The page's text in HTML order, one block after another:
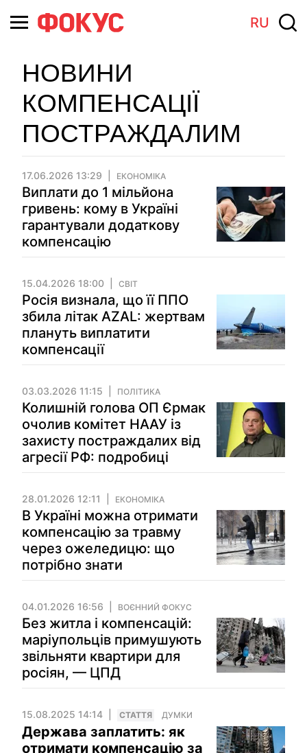
RU
НОВИНИ
КОМПЕНСАЦІЇ
ПОСТРАЖДАЛИМ
17.06.2026 13:29 ЕКОНОМІКА
Виплати до 1 мільйона
гривень: кому в Україні
гарантували додаткову
компенсацію
15.04.2026 18:00 СВІТ
Росія визнала, що її ППО
збила літак AZAL: жертвам
плануть виплатити
компенсації
03.03.2026 11:15 ПОЛІТИКА
Колишній голова ОП Єрмак
очолив комітет НААУ із
захисту постраждалих від
агресії РФ: подробиці
28.01.2026 12:11 ЕКОНОМІКА
В Україні можна отримати
компенсацію за травму
через ожеледицю: що
потрібно знати
04.01.2026 16:56 ВОЄННИЙ ФОКУС
Без житла і компенсацій:
маріупольців примушують
звільняти квартири для
росіян, — ЦПД
15.08.2025 14:14 СТАТТЯ ДУМКИ
Держава заплатить: як
отримати компенсацію за